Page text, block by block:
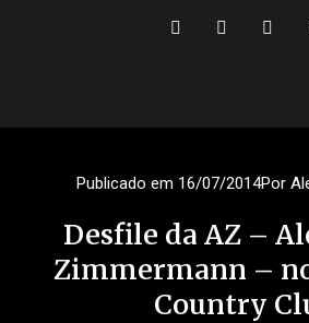
Publicado em 16/07/2014Por
Desfile da AZ –
Zimmermann –
Country